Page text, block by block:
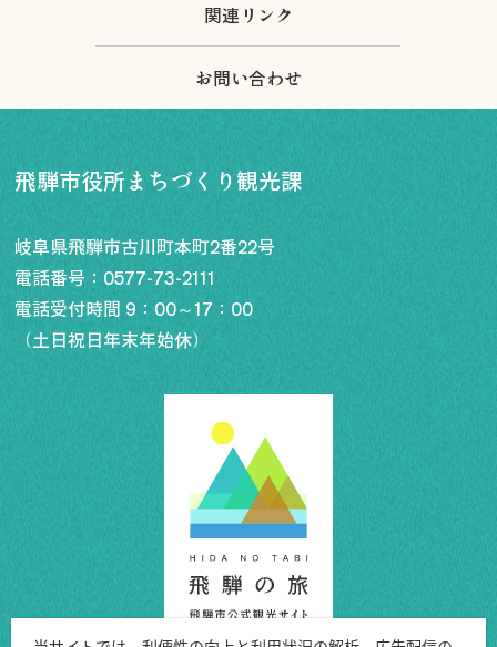
関連リンク
お問い合わせ
飛騨市役所まちづくり観光課
岐阜県飛騨市古川町本町2番22号
電話番号： 0577-73-2111
電話受付時間 9：00～17：00
（土日祝日年末年始休）